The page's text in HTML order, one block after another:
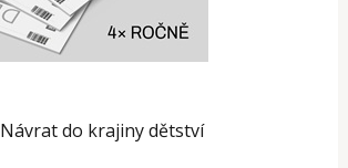
Návrat do krajiny dětství